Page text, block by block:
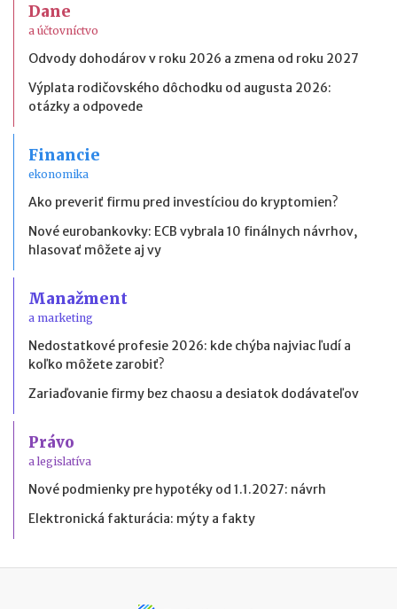
Dane
a účtovníctvo
Odvody dohodárov v roku 2026 a zmena od roku 2027
Výplata rodičovského dôchodku od augusta 2026:
otázky a odpovede
Financie
ekonomika
Ako preveriť firmu pred investíciou do kryptomien?
Nové eurobankovky: ECB vybrala 10 finálnych návrhov,
hlasovať môžete aj vy
Manažment
a marketing
Nedostatkové profesie 2026: kde chýba najviac ľudí a
koľko môžete zarobiť?
Zariaďovanie firmy bez chaosu a desiatok dodávateľov
Právo
a legislatíva
Nové podmienky pre hypotéky od 1.1.2027: návrh
Elektronická fakturácia: mýty a fakty